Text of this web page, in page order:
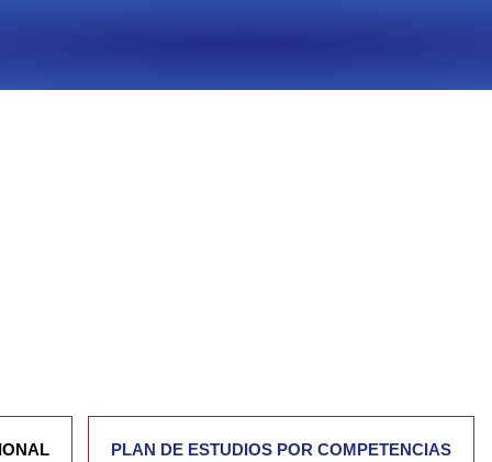
PLAN DE ESTUDIOS POR COMPETENCIAS